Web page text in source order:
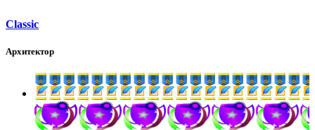
Classic
Архитектор